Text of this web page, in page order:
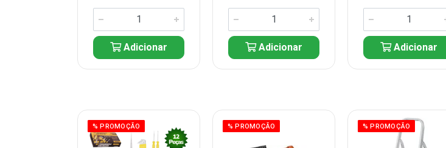
Adicionar Adicionar Adicionar
% PROMOÇÃO % PROMOÇÃO % PROMOÇÃO